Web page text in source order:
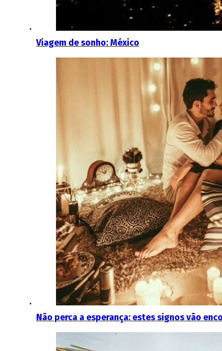
Viagem de sonho: México
Não perca a esperança: estes signos vão